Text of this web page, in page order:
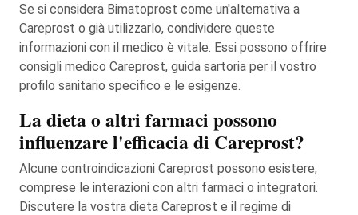
Se si considera Bimatoprost come un'alternativa a
Careprost o già utilizzarlo, condividere queste
informazioni con il medico è vitale. Essi possono offrire
consigli medico Careprost, guida sartoria per il vostro
profilo sanitario specifico e le esigenze.
La dieta o altri farmaci possono
influenzare l'efficacia di Careprost?
Alcune controindicazioni Careprost possono esistere,
comprese le interazioni con altri farmaci o integratori.
Discutere la vostra dieta Careprost e il regime di